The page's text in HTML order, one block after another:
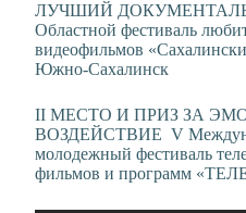
ЛУЧШИЙ
Областной фестиваль
видеофильмов
Южно-Сахалинск
II МЕСТО И ПРИЗ ЗА
ВОЗДЕЙСТВИЕ V
молодежный фестиваль
фильмов и программ